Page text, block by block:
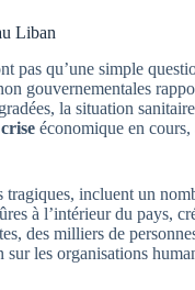
Liban
pas qu’une simple
gouvernementales
la situation
crise économique en
incluent un
à l’intérieur du pays,
des milliers de
sur les organisations